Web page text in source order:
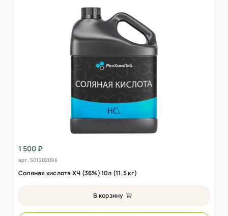
1 500 ₽
арт. 501202096
Соляная кислота ХЧ (36%) 10л (11,5 кг)
В корзину